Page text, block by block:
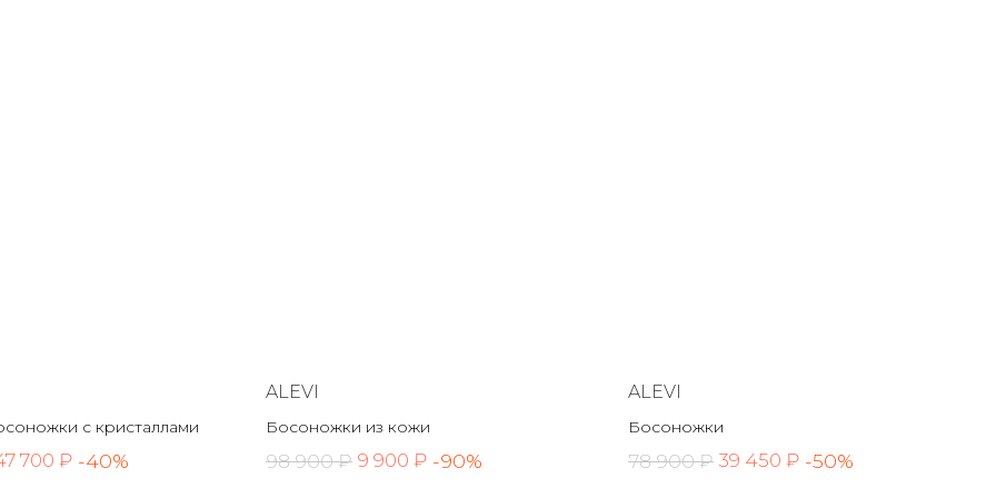
с кристаллами
700 ₽ -40%
ALEVI
Босоножки из кожи
98 900 ₽ 9 900 ₽ -90%
ALEVI
Босоножки
78 900 ₽ 39 450 ₽ -50%